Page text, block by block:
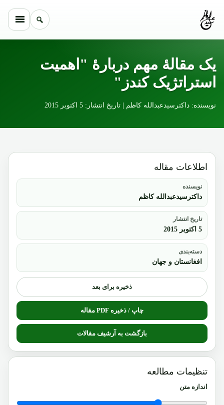
یک مقالۀ مهم دربارۀ "اهمیت
استراتژیک کندز"
نویسنده: داکترسیدعبدالله کاظم | تاریخ انتشار: 5 اکتوبر 2015
اطلاعات مقاله
نویسنده
داکترسیدعبدالله کاظم
تاریخ انتشار
5 اکتوبر 2015
دسته‌بندی
افغانستان و جهان
ذخیره برای بعد
چاپ / ذخیره PDF مقاله
بازگشت به آرشیف مقالات
تنظیمات مطالعه
اندازه متن